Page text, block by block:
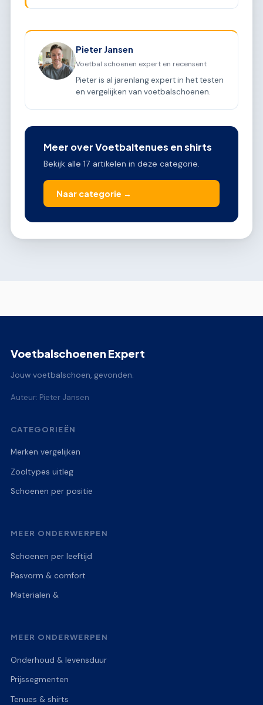
Pieter Jansen
Voetbal schoenen expert en recensent
Pieter is al jarenlang expert in het testen
en vergelijken van voetbalschoenen.
Meer over Voetbaltenues en shirts
Bekijk alle 17 artikelen in deze categorie.
Naar categorie →
Voetbalschoenen Expert
Jouw voetbalschoen, gevonden.
Auteur: Pieter Jansen
CATEGORIEËN
Merken vergelijken
Zooltypes uitleg
Schoenen per positie
MEER ONDERWERPEN
Schoenen per leeftijd
Pasvorm & comfort
Materialen &
MEER ONDERWERPEN
Onderhoud & levensduur
Prijssegmenten
Tenues & shirts